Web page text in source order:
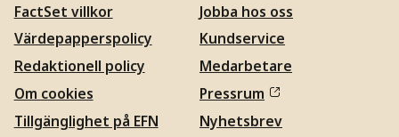
FactSet villkor
Värdepapperspolicy
Redaktionell policy
Om cookies
Tillgänglighet på EFN
Jobba hos oss
Kundservice
Medarbetare
Pressrum
Nyhetsbrev